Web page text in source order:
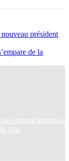
président
de la
des nations féminine
Sud